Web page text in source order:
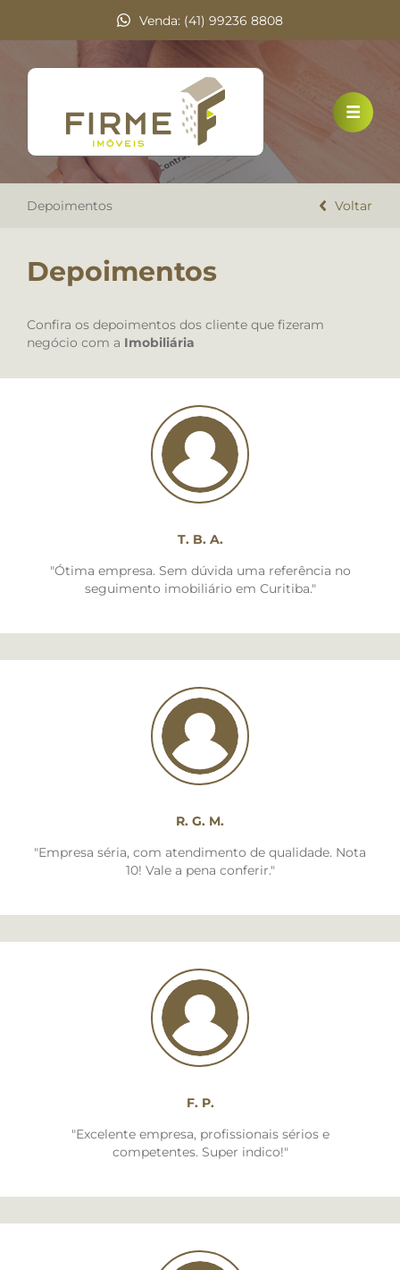
Venda: (41) 99236 8808
VENDA
LOCAÇÃO
TRABALHE CONOSCO
DEPOIMENTOS
CANAL DE ÉTICA
Favoritos
Cadastre seu imóvel
Área do Cliente
Depoimentos Voltar
Depoimentos
Confira os depoimentos dos cliente que fizeram
negócio com a Imobiliária
T. B. A.
"Ótima empresa. Sem dúvida uma referência no
seguimento imobiliário em Curitiba."
R. G. M.
"Empresa séria, com atendimento de qualidade. Nota
10! Vale a pena conferir."
F. P.
"Excelente empresa, profissionais sérios e
competentes. Super indico!"